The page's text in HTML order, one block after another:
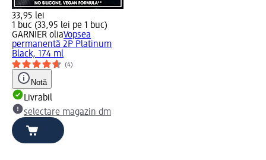
33,95 lei
1 buc (33,95 lei pe 1 buc)
GARNIER oliaVopsea
permanentă 2P Platinum
Black, 174 ml
(4)
Notă
Livrabil
selectare magazin dm